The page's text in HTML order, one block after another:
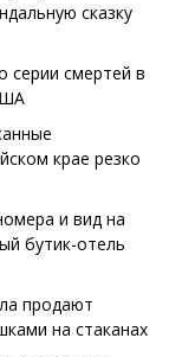
сказку
серии смертей в
крае резко
и вид на
бутик-отель
продают
на стаканах